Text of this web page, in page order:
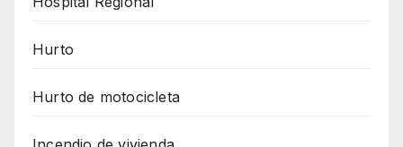
Hurto
Hurto de motocicleta